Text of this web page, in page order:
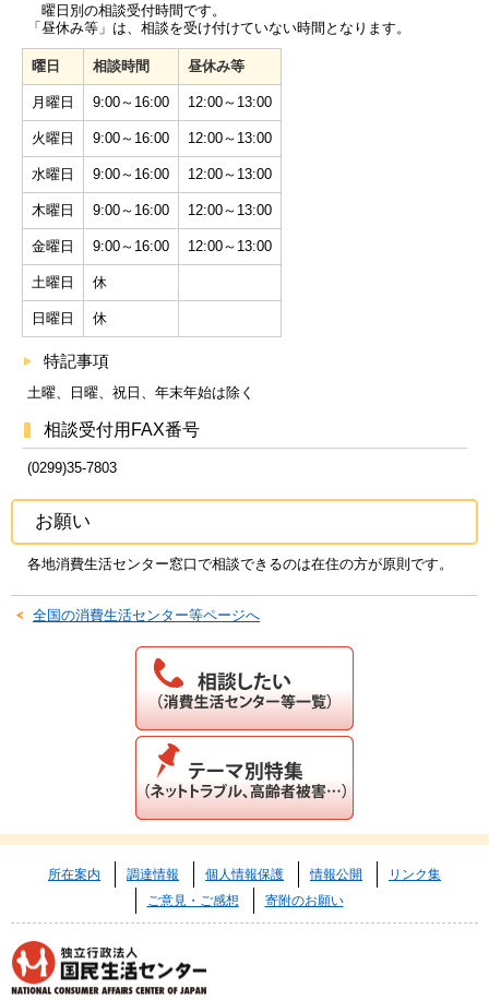
曜日別の相談受付時間です。
「昼休み等」は、相談を受け付けていない時間となります。
曜日 相談時間 昼休み等
土曜日 休
日曜日 休
月曜日 9:00～16:00 12:00～13:00
火曜日 9:00～16:00 12:00～13:00
水曜日 9:00～16:00 12:00～13:00
木曜日 9:00～16:00 12:00～13:00
金曜日 9:00～16:00 12:00～13:00
特記事項
土曜、日曜、祝日、年末年始は除く
相談受付用FAX番号
(0299)35-7803
お願い
各地消費生活センター窓口で相談できるのは在住の方が原則です。
全国の消費生活センター等ページへ
所在案内 調達情報 個人情報保護 情報公開
リンク集
ご意見・ご感想
寄附のお願い